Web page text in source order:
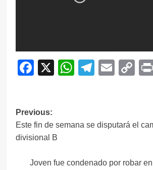
Facebook
X WhatsApp
Email
Navegación
de
Previous:
Este fin de semana se disputará el
divisional B
Joven fue condenado por robar